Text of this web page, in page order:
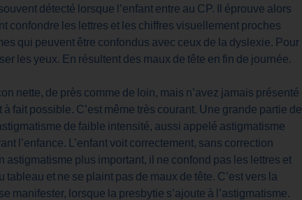
détecté lorsque l’enfant entre au CP. Il éprouve alors
confondre les lettres et les chiffres visuellement proches
qui peuvent être confondus avec ceux de la dyslexie. Pour
les yeux. En résultent des maux de tête en fin de journée.
nette, de près comme de loin, mais n’avez jamais présenté
fait possible. C’est même très courant. Une grande partie de
de faible intensité, aussi appelé astigmatisme
l’enfance. L’enfant voit correctement, sans correction
astigmatisme plus important, il ne confond pas les lettres et
et ne se plaint pas de maux de tête. C’est vers la
manifester, lorsque la presbytie s’ajoute à l’astigmatisme.